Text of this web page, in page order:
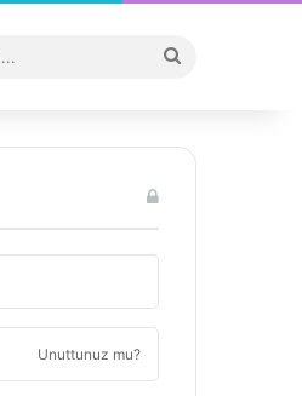
...
Unuttunuz mu?